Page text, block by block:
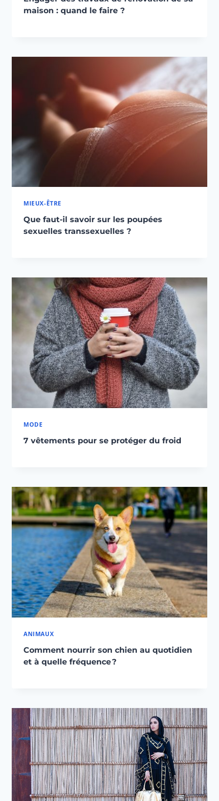
maison : quand le faire ?
MIEUX-ÊTRE
Que faut-il savoir sur les poupées
sexuelles transsexuelles ?
MODE
7 vêtements pour se protéger du froid
ANIMAUX
Comment nourrir son chien au quotidien
et à quelle fréquence ?